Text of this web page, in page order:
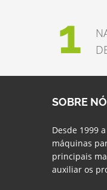
1
SOBRE
Desde 1999
máquinas
principais
auxiliar os